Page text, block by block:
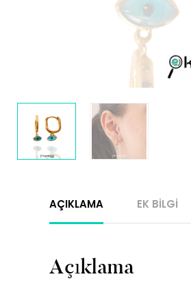
AÇIKLAMA EK BILGI
Açıklama